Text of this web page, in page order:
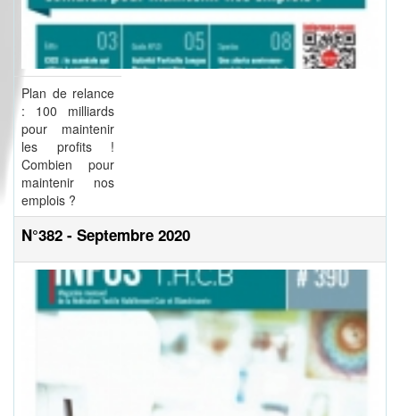
Plan de relance
: 100 milliards
pour maintenir
les profits !
Combien pour
maintenir nos
emplois ?
N°382 - Septembre 2020